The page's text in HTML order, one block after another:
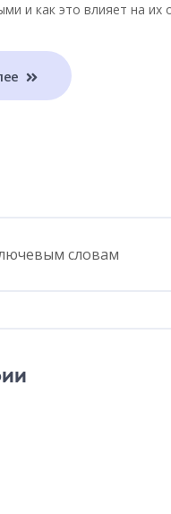
и как это влияет на их